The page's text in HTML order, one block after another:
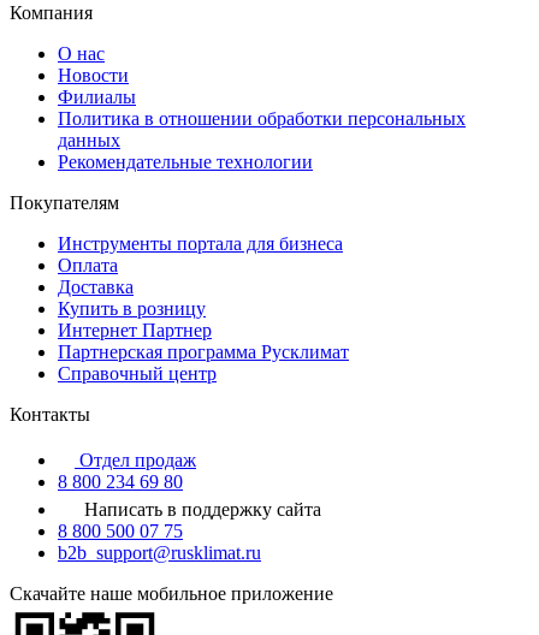
Компания
О нас
Новости
Филиалы
Политика в отношении обработки персональных
данных
Рекомендательные технологии
Покупателям
Инструменты портала для бизнеса
Оплата
Доставка
Купить в розницу
Интернет Партнер
Партнерская программа Русклимат
Справочный центр
Контакты
Отдел продаж
8 800 234 69 80
Написать в поддержку сайта
8 800 500 07 75
b2b_support@rusklimat.ru
Скачайте наше мобильное приложение